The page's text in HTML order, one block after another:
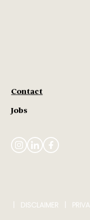
DISCLAIMER
Contact
Jobs